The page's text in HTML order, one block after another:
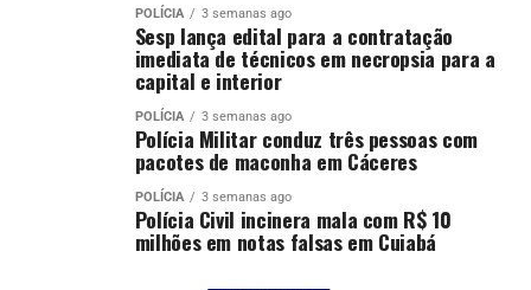
POLÍCIA 3 semanas ago
Sesp lança edital para a contratação
imediata de técnicos em necropsia para a
capital e interior
POLÍCIA 3 semanas ago
Polícia Militar conduz três pessoas com
pacotes de maconha em Cáceres
POLÍCIA 3 semanas ago
Polícia Civil incinera mala com R$ 10
milhões em notas falsas em Cuiabá